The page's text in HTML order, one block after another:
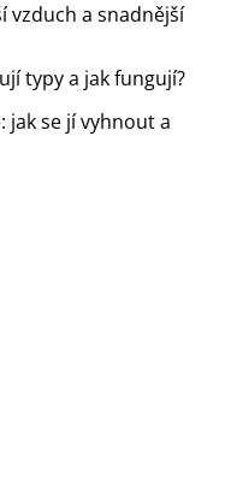
vzduch a snadnější
typy a jak fungují?
jak se jí vyhnout a